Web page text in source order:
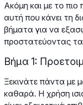
Ακόμη και με το πιο
αυτή που κάνει τη
βήματα για να
προστατεύοντας
Βήμα 1:
Ξεκινάτε πάντα με
καθαρά. Η χρήση